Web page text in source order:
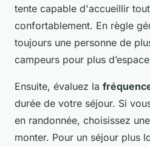
tente capable d'accueillir
confortablement. En règle
toujours une personne de
campeurs pour plus
Ensuite, évaluez la
durée de votre séjour. Si
en randonnée, choisissez
monter. Pour un séjour plus